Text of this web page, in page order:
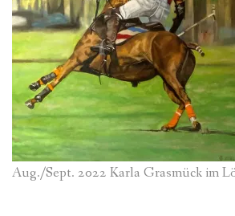
Aug./Sept. 2022 Karla Grasmück im